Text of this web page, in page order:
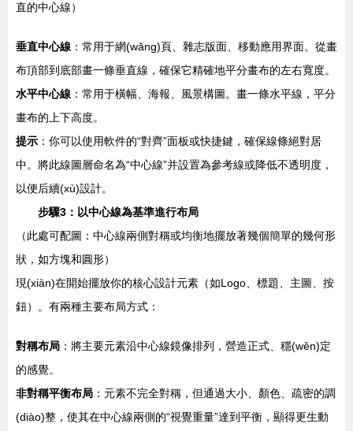
直的中心線）
垂直中心線 ：常用于網(wǎng)頁、雜志版面、移動應用界面。從畫
布頂部到底部畫一條垂直線，確保它精確地平分畫布的左右寬度。
水平中心線 ：常用于橫幅、海報、風景構圖。畫一條水平線，平分
畫布的上下高度。
提示 ：你可以使用軟件的“對齊”面板或快捷鍵，確保線條絕對居
中。將此線圖層命名為“中心線”并設置為參考線或降低不透明度，
以便后續(xù)設計。
步驟3：以中心線為基準進行布局
（此處可配圖：中心線兩側對稱或均衡地擺放著幾個簡單的幾何形
狀，如方塊和圓形）
現(xiàn)在開始擺放你的核心設計元素（如Logo、標題、主圖、按
鈕）。有兩種主要布局方式：
對稱布局 ：將主要元素沿中心線鏡像排列，營造正式、穩(wěn)定
的感覺。
非對稱平衡布局 ：元素不完全對稱，但通過大小、顏色、疏密的調
(diào)整，使其在中心線兩側的“視覺重量”達到平衡，顯得更生動